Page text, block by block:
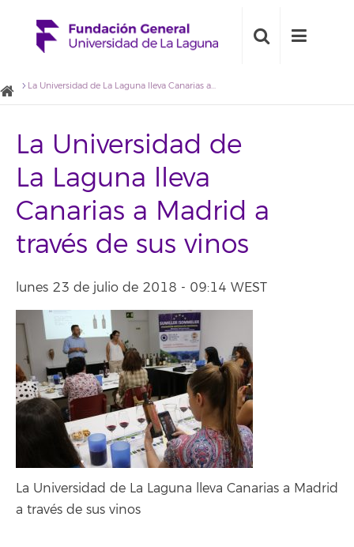
La Universidad de La Laguna lleva Canarias a Madrid a través de sus vinos
La Universidad de
La Laguna lleva
Canarias a Madrid a
través de sus vinos
lunes 23 de julio de 2018 - 09:14 WEST
La Universidad de La Laguna lleva Canarias a Madrid
a través de sus vinos